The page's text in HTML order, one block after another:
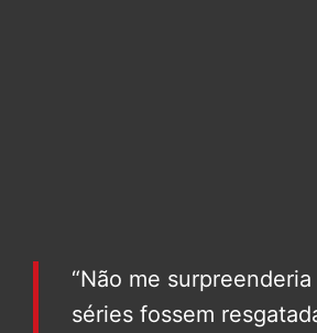
“Não me
séries fossem